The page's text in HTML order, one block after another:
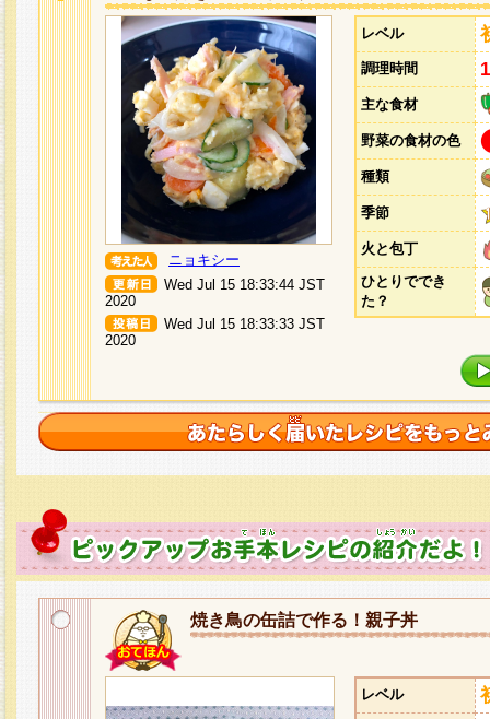
ニョキシー
Wed Jul 15 18:33:44 JST
2020
Wed Jul 15 18:33:33 JST
2020
レベル
調理時間
主な食材
野菜の食材の色
種類
季節
火と包丁
ひとりででき
た？
焼き鳥の缶詰で作る！親子丼
レベル